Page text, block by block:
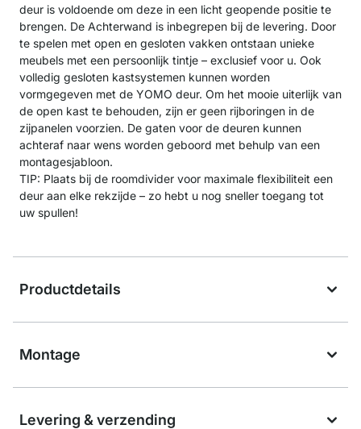
deur is voldoende om deze in een licht geopende positie te
brengen. De Achterwand is inbegrepen bij de levering. Door
te spelen met open en gesloten vakken ontstaan unieke
meubels met een persoonlijk tintje – exclusief voor u. Ook
volledig gesloten kastsystemen kunnen worden
vormgegeven met de YOMO deur. Om het mooie uiterlijk van
de open kast te behouden, zijn er geen rijboringen in de
zijpanelen voorzien. De gaten voor de deuren kunnen
achteraf naar wens worden geboord met behulp van een
montagesjabloon.
TIP: Plaats bij de roomdivider voor maximale flexibiliteit een
deur aan elke rekzijde – zo hebt u nog sneller toegang tot
uw spullen!
Productdetails
Montage
Levering & verzending